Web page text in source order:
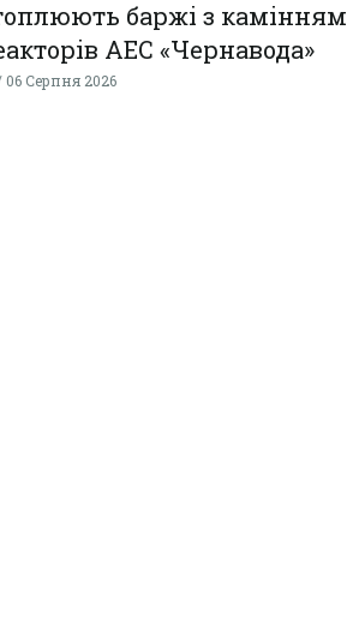
баржі з
АЕС «Чернавода»
06 Серпня 2026